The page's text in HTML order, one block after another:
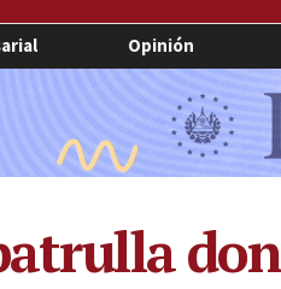
Opinión